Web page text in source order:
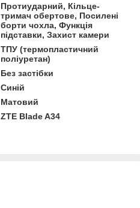
Протиударний, Кільце-
тримач обертове, Посилені
борти чохла, Функція
підставки, Захист камери
ТПУ (термопластичний
поліуретан)
Без застібки
Синій
Матовий
ZTE Blade A34